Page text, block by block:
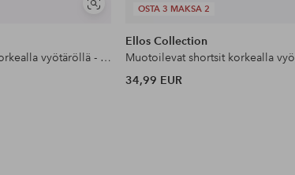
Näytä
Muotoilevat shortsit korkealla vyötäröllä - medium support
OSTA 3 MAKSA 2
Ellos Collection
34,99 EUR